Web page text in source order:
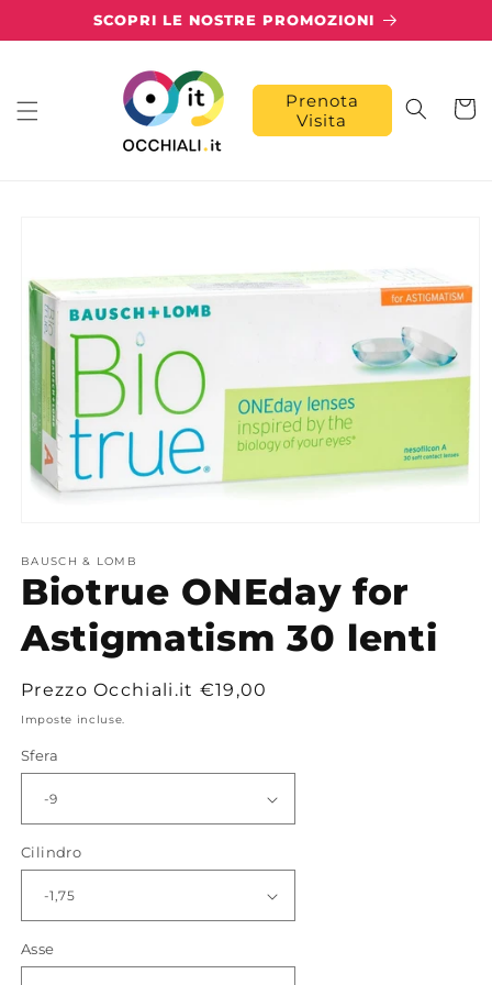
direttamente
ai contenuti
SCOPRI LE NOSTRE PROMOZIONI
Prenota
Visita
multimediali
1
in
modale
BAUSCH & LOMB
Biotrue ONEday for
Astigmatism 30 lenti
Prezzo
di
Prezzo Occhiali.it €19,00
Imposte incluse.
Sfera
Cilindro
Asse